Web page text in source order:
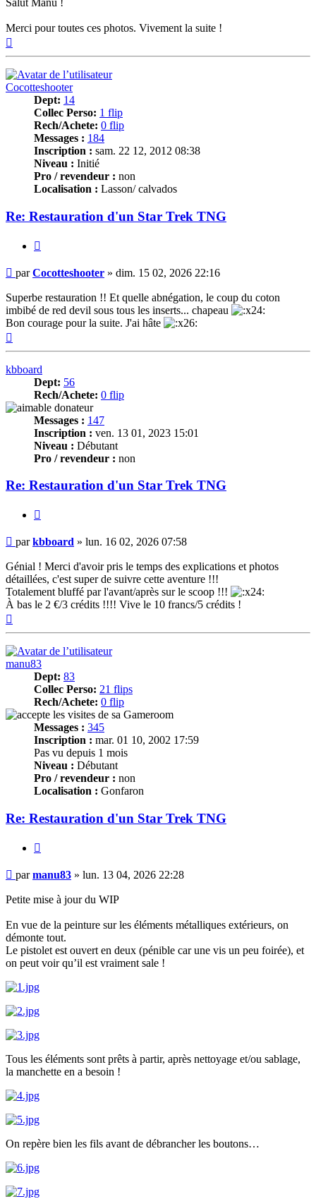
Salut Manu !
Merci pour toutes ces photos. Vivement la suite !
Cocotteshooter
Dept: 14
Collec Perso: 1 flip
Rech/Achete: 0 flip
Messages : 184
Inscription : sam. 22 12, 2012 08:38
Niveau : Initié
Pro / revendeur : non
Localisation : Lasson/ calvados
Re: Restauration d'un Star Trek TNG
Message
parCocotteshooter » dim. 15 02, 2026 22:16
Superbe restauration !! Et quelle abnégation, le coup du coton
imbibé de red devil sous tous les inserts... chapeau
Bon courage pour la suite. J'ai hâte
kbboard
Dept: 56
Rech/Achete: 0 flip
Messages : 147
Inscription : ven. 13 01, 2023 15:01
Niveau : Débutant
Pro / revendeur : non
Re: Restauration d'un Star Trek TNG
Message
parkbboard » lun. 16 02, 2026 07:58
Génial ! Merci d'avoir pris le temps des explications et photos
détaillées, c'est super de suivre cette aventure !!!
Totalement bluffé par l'avant/après sur le scoop !!!
À bas le 2 €/3 crédits !!!! Vive le 10 francs/5 crédits !
manu83
Dept: 83
Collec Perso: 21 flips
Rech/Achete: 0 flip
Messages : 345
Inscription : mar. 01 10, 2002 17:59
Pas vu depuis 1 mois
Niveau : Débutant
Pro / revendeur : non
Localisation : Gonfaron
Re: Restauration d'un Star Trek TNG
Message
parmanu83 » lun. 13 04, 2026 22:28
Petite mise à jour du WIP
En vue de la peinture sur les éléments métalliques extérieurs, on
démonte tout.
Le pistolet est ouvert en deux (pénible car une vis un peu foirée), et
on peut voir qu’il est vraiment sale !
Tous les éléments sont prêts à partir, après nettoyage et/ou sablage,
la manchette en a besoin !
On repère bien les fils avant de débrancher les boutons…